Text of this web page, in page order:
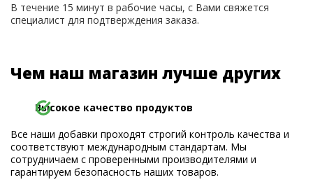
В течение 15 минут в рабочие часы, с Вами свяжется
специалист для подтверждения заказа.
Чем наш магазин лучше других
Высокое качество продуктов
Все наши добавки проходят строгий контроль качества и
соответствуют международным стандартам. Мы
сотрудничаем с проверенными производителями и
гарантируем безопасность наших товаров.